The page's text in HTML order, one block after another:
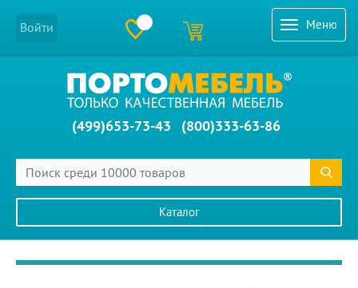
Меню
Войти
(499)653-73-43 (800)333-63-86
Каталог
Главное меню сайта